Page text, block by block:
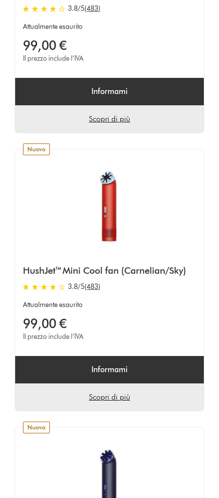
3.8
stelle
5
da
483
3.8/5(483)
Attualmente esaurito
99,00 €
Il prezzo include l’IVA
Informami
Scopri di più
nuovo
HushJet™ Mini Cool fan (Carnelian/Sky)
3.8
stelle
5
da
483
3.8/5(483)
Attualmente esaurito
99,00 €
Il prezzo include l’IVA
Informami
Scopri di più
nuovo